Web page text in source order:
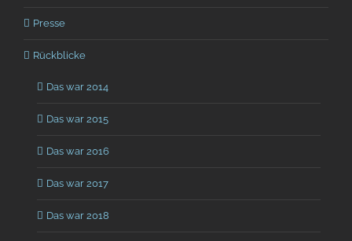
Presse
Rückblicke
Das war 2014
Das war 2015
Das war 2016
Das war 2017
Das war 2018